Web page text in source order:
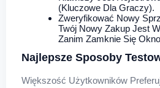
(kluczowe Dla Graczy).
Zweryfikować Nowy
Twój Nowy Zakup Jest
Zanim Zamknie Się
Najlepsze Sposoby
Większość Użytkowników